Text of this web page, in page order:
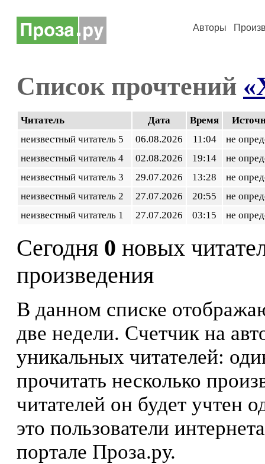
Авторы
Список прочтений
Читатель Дата Время
неизвестный читатель 5
06.08.2026 11:04
не
неизвестный читатель 4
02.08.2026 19:14
не
неизвестный читатель 3
29.07.2026 13:28
не
неизвестный читатель 2
27.07.2026 20:55
не
неизвестный читатель 1
27.07.2026 03:15 не
Сегодня 0 новых
произведения
В данном списке
две недели. Счетчик на
уникальных читателей:
прочитать несколько
читателей он будет учтен
это пользователи
портале Проза.ру.